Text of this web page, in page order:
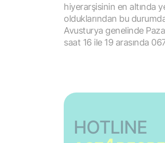
hiyerarşisinin en altında
olduklarından bu
Avusturya genelinde
saat 16 ile 19 arasında
HOTLINE